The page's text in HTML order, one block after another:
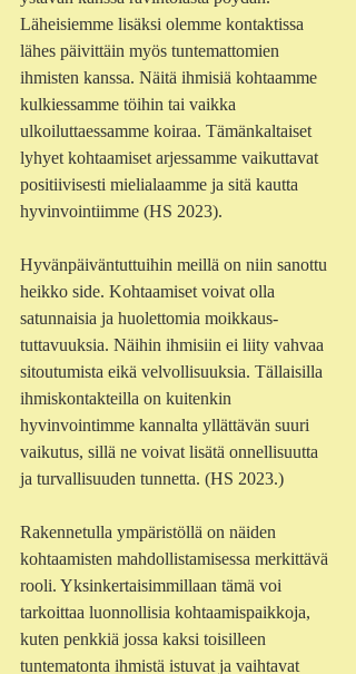
Läheisiemme lisäksi olemme kontaktissa
lähes päivittäin myös tuntemattomien
ihmisten kanssa. Näitä ihmisiä kohtaamme
kulkiessamme töihin tai vaikka
ulkoiluttaessamme koiraa. Tämänkaltaiset
lyhyet kohtaamiset arjessamme vaikuttavat
positiivisesti mielialaamme ja sitä kautta
hyvinvointiimme (HS 2023).
Hyvänpäiväntuttuihin meillä on niin sanottu
heikko side. Kohtaamiset voivat olla
satunnaisia ja huolettomia moikkaus-
tuttavuuksia. Näihin ihmisiin ei liity vahvaa
sitoutumista eikä velvollisuuksia. Tällaisilla
ihmiskontakteilla on kuitenkin
hyvinvointimme kannalta yllättävän suuri
vaikutus, sillä ne voivat lisätä onnellisuutta
ja turvallisuuden tunnetta. (HS 2023.)
Rakennetulla ympäristöllä on näiden
kohtaamisten mahdollistamisessa merkittävä
rooli. Yksinkertaisimmillaan tämä voi
tarkoittaa luonnollisia kohtaamispaikkoja,
kuten penkkiä jossa kaksi toisilleen
tuntematonta ihmistä istuvat ja vaihtavat